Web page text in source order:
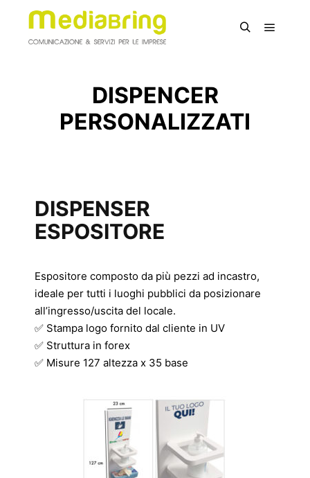
DISPENCER
PERSONALIZZATI
DISPENSER
ESPOSITORE
Espositore composto da più pezzi ad incastro,
ideale per tutti i luoghi pubblici da posizionare
all’ingresso/uscita del locale.
✅ Stampa logo fornito dal cliente in UV
✅ Struttura in forex
✅ Misure 127 altezza x 35 base